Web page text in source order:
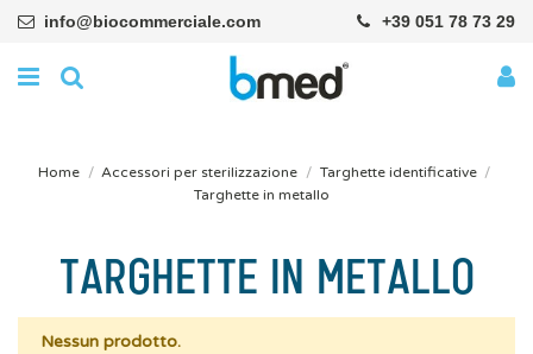
info@biocommerciale.com +39 051 78 73 29
Home Accessori per sterilizzazione
Targhette identificative
Targhette in metallo
TARGHETTE IN METALLO
Nessun prodotto.